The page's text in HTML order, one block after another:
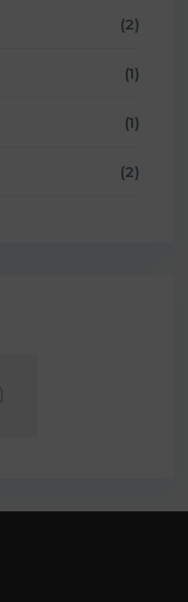
(2)
(1)
(1)
(2)